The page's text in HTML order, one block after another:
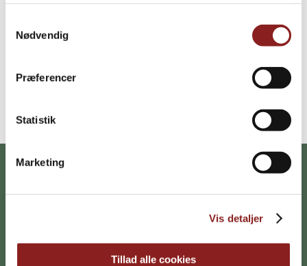
Nødvendig
Præferencer
Statistik
Marketing
Vis detaljer
Tillad alle cookies